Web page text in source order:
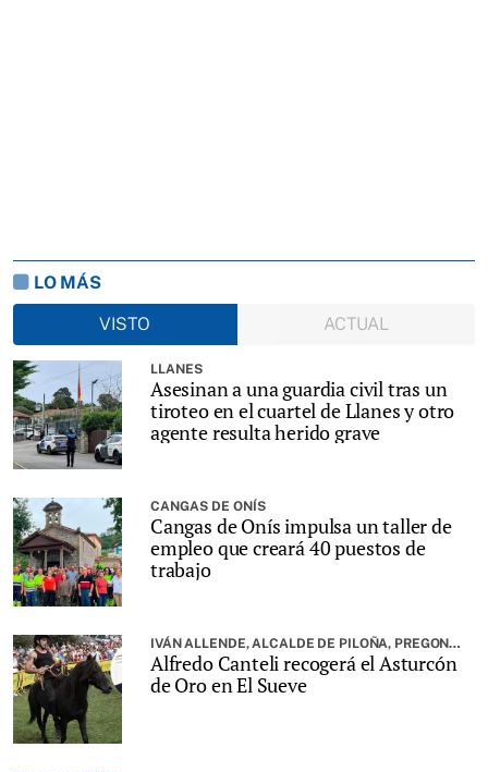
LO MÁS
VISTO
ACTUAL
LLANES
Asesinan a una guardia civil tras un
tiroteo en el cuartel de Llanes y otro
agente resulta herido grave
CANGAS DE ONÍS
Cangas de Onís impulsa un taller de
empleo que creará 40 puestos de
trabajo
IVÁN ALLENDE, ALCALDE DE PILOÑA, PREGONARÁ LA FIESTA
Alfredo Canteli recogerá el Asturcón
de Oro en El Sueve